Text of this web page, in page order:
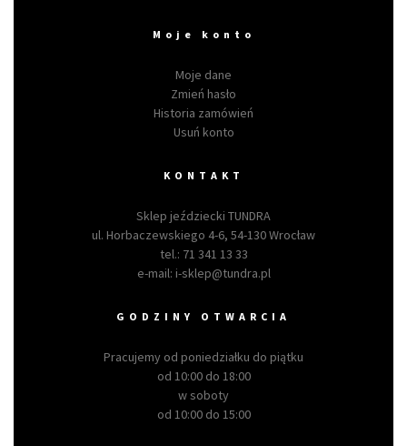
Moje konto
Moje dane
Zmień hasło
Historia zamówień
Usuń konto
KONTAKT
Sklep jeździecki TUNDRA
ul. Horbaczewskiego 4-6, 54-130 Wrocław
tel.: 71 341 13 33
e-mail: i-sklep@tundra.pl
GODZINY OTWARCIA
Pracujemy od poniedziałku do piątku
od 10:00 do 18:00
w soboty
od 10:00 do 15:00